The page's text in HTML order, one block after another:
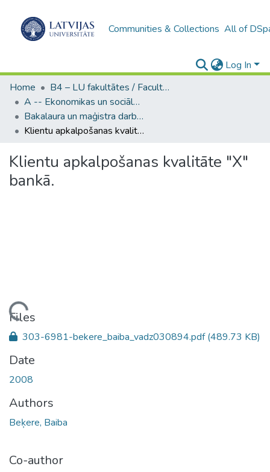
Communities & Collections All of
Log In
Home
B4 – LU fakultātes / Faculties of the UL
A -- Ekonomikas un sociālo zinātņu fakultāte / Faculty of Economics and Social Sciences
Bakalaura un maģistra darbi (ESZF) / Bachelor's and Master's theses
Klientu apkalpošanas kvalitāte "X" bankā.
Klientu apkalpošanas kvalitāte "X"
bankā.
Files
303-6981-bekere_baiba_vadz030894.pdf(489.73 KB)
Date
2008
Authors
Beķere, Baiba
Co-author